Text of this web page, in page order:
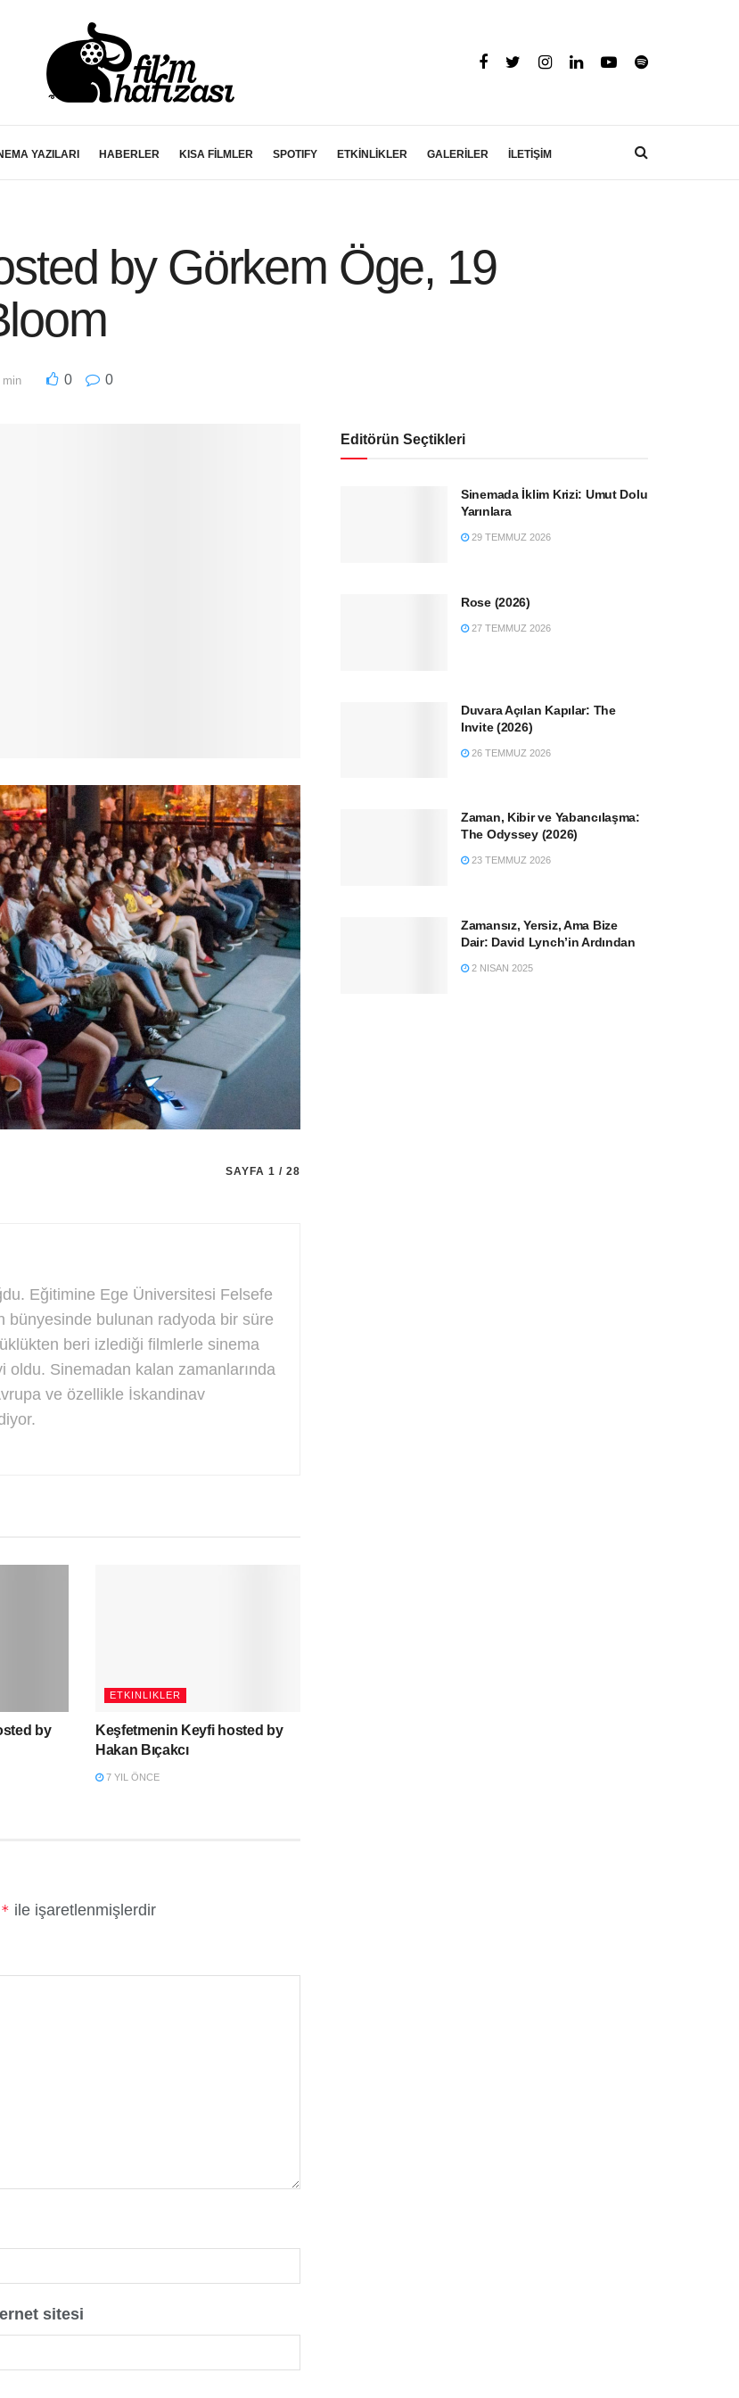
YAZILARI HABERLER KISA FİLMLER SPOTIFY ETKİNLİKLER GALERİLER İLETİŞİM
by Görkem Öge, 19
min 0 0
SAYFA 1 / 28
Eğitimine Ege Üniversitesi Felsefe
bünyesinde bulunan radyoda bir süre
beri izlediği filmlerle sinema
oldu. Sinemadan kalan zamanlarında
ve özellikle İskandinav
by
ETKINLIKLER
Keşfetmenin Keyfi hosted by
Hakan Bıçakcı
7 YIL ÖNCE
* ile işaretlenmişlerdir
sitesi
Editörün Seçtikleri
Sinemada İklim Krizi: Umut Dolu
Yarınlara
29 TEMMUZ 2026
Rose (2026)
27 TEMMUZ 2026
Duvara Açılan Kapılar: The
Invite (2026)
26 TEMMUZ 2026
Zaman, Kibir ve Yabancılaşma:
The Odyssey (2026)
23 TEMMUZ 2026
Zamansız, Yersiz, Ama Bize
Dair: David Lynch’in Ardından
2 NISAN 2025